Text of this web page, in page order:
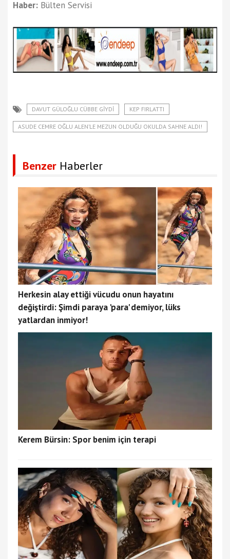
Haber: Bülten Servisi
DAVUT GÜLOĞLU CÜBBE GİYDİ KEP FIRLATTI
ASUDE CEMRE OĞLU ALEN’LE MEZUN OLDUĞU OKULDA SAHNE ALDI!
Benzer Haberler
Herkesin alay ettiği vücudu onun hayatını
değiştirdi: Şimdi paraya 'para' demiyor, lüks
yatlardan inmiyor!
Kerem Bürsin: Spor benim için terapi